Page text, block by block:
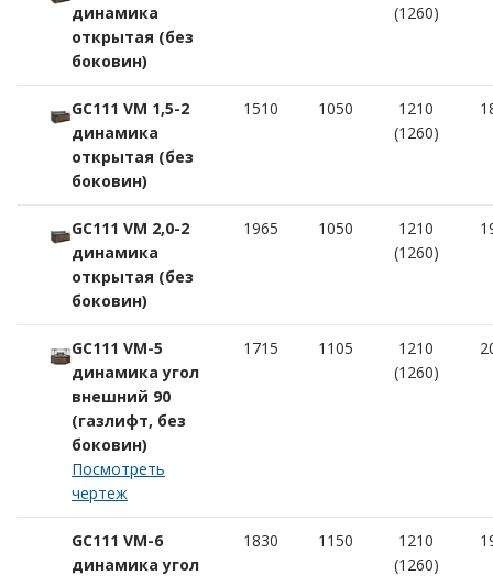
динамика
открытая (без
боковин)
(1260)
GC111 VM 1,5-2
динамика
открытая (без
боковин)
1510 1050
1210
(1260)
GC111 VM 2,0-2
динамика
открытая (без
боковин)
1965 1050
1210
(1260)
GC111 VM-5
динамика угол
внешний 90
(газлифт, без
боковин)
Посмотреть
чертеж
1715 1105
1210
(1260)
GC111 VM-6
динамика угол
1830 1150
1210
(1260)